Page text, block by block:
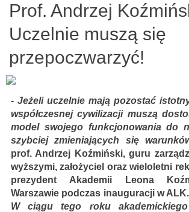
Prof. Andrzej
Uczelnie muszą się
przepoczwarzyć!
- Jeżeli uczelnie mają pozostać
współczesnej cywilizacji muszą
model swojego funkcjonowania do
szybciej zmieniających się
prof. Andrzej Koźmiński, guru
wyższymi, założyciel oraz wieloletni
prezydent Akademii Leona
Warszawie podczas inauguracji w
W ciągu tego roku